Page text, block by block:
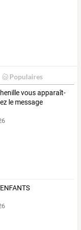
Populaires
vousapparaît-
le message